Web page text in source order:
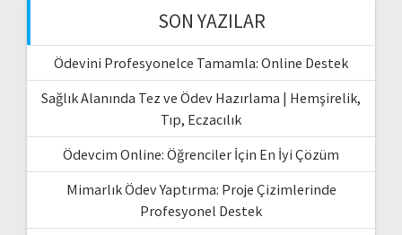
SON YAZILAR
Ödevini Profesyonelce Tamamla: Online Destek
Sağlık Alanında Tez ve Ödev Hazırlama | Hemşirelik,
Tıp, Eczacılık
Ödevcim Online: Öğrenciler İçin En İyi Çözüm
Mimarlık Ödev Yaptırma: Proje Çizimlerinde
Profesyonel Destek